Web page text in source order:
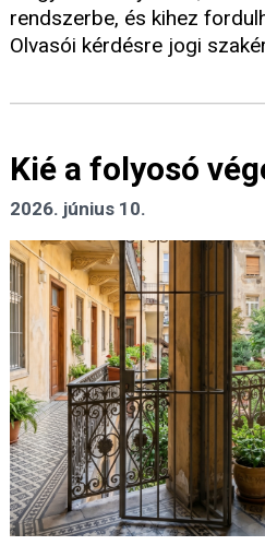
rendszerbe, és kihez
Olvasói kérdésre jogi
Kié a folyosó
2026. június 10.